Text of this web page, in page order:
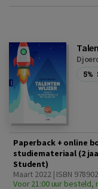
5%
Paperback + online
studiemateriaal (2
Student)
Maart 2022 | ISBN
Voor 21:00 uur besteld,